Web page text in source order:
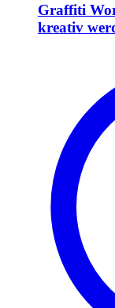
Graffiti
kreativ